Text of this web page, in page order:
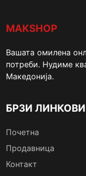
MAKSHOP
Вашата омилена
потреби. Нудиме
Македонија.
БРЗИ ЛИНКОВИ
Почетна
Продавница
Контакт